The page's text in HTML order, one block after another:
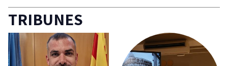
TRIBUNES